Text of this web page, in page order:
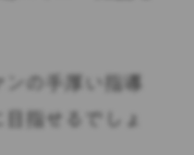
の手厚い指導
指せるでしょ